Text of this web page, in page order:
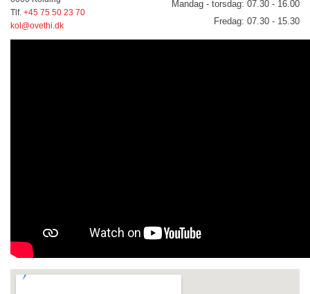
Tlf. +45 75 50 23 70
kol@ovethi.dk
Mandag - torsdag: 07.30 - 16.00
Fredag: 07.30 - 15.30